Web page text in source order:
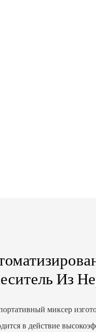
Из
миксер
в действие